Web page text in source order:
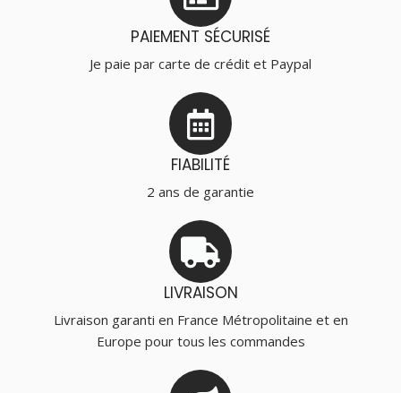
PAIEMENT SÉCURISÉ
Je paie par carte de crédit et Paypal
FIABILITÉ
2 ans de garantie
LIVRAISON
Livraison garanti en France Métropolitaine et en
Europe pour tous les commandes